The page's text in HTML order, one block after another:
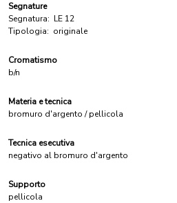
Segnature
Segnatura: LE 12
Tipologia: originale
Cromatismo
b/n
Materia e tecnica
bromuro d'argento / pellicola
Tecnica esecutiva
negativo al bromuro d'argento
Supporto
pellicola